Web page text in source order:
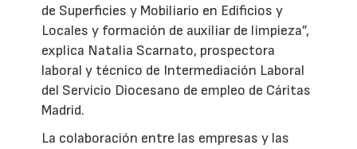
de Superficies y Mobiliario en Edificios y
Locales y formación de auxiliar de limpieza”,
explica Natalia Scarnato, prospectora
laboral y técnico de Intermediación Laboral
del Servicio Diocesano de empleo de Cáritas
Madrid.
La colaboración entre las empresas y las